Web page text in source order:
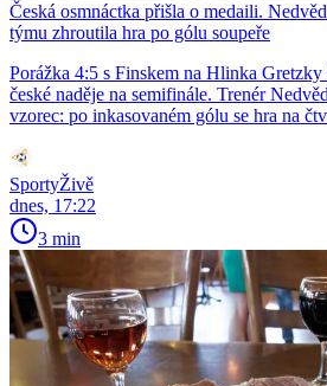
Česká osmnáctka přišla o medaili.
týmu zhroutila hra po gólu soupeře
Porážka 4:5 s Finskem na Hlinka
české naděje na semifinále. Trenér
vzorec: po inkasovaném gólu se hra na
SportyŽivě
dnes, 17:22
3 min